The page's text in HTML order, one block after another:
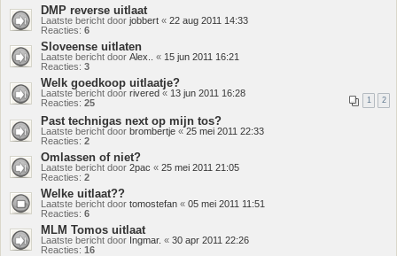
DMP reverse uitlaat
Laatste bericht door jobbert « 22 aug 2011 14:33
Reacties: 6
Sloveense uitlaten
Laatste bericht door Alex.. « 15 jun 2011 16:21
Reacties: 3
Welk goedkoop uitlaatje?
Laatste bericht door rivered « 13 jun 2011 16:28
Reacties: 25 1 2
Past technigas next op mijn tos?
Laatste bericht door brombertje «25 mei 2011 22:33
Reacties: 2
Omlassen of niet?
Laatste bericht door 2pac « 25 mei 2011 21:05
Reacties: 2
Welke uitlaat??
Laatste bericht door tomostefan « 05 mei 2011 11:51
Reacties: 6
MLM Tomos uitlaat
Laatste bericht door Ingmar. « 30 apr 2011 22:26
Reacties: 16